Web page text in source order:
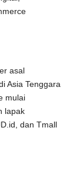
asal
Asia Tenggara
mulai
lapak
dan Tmall